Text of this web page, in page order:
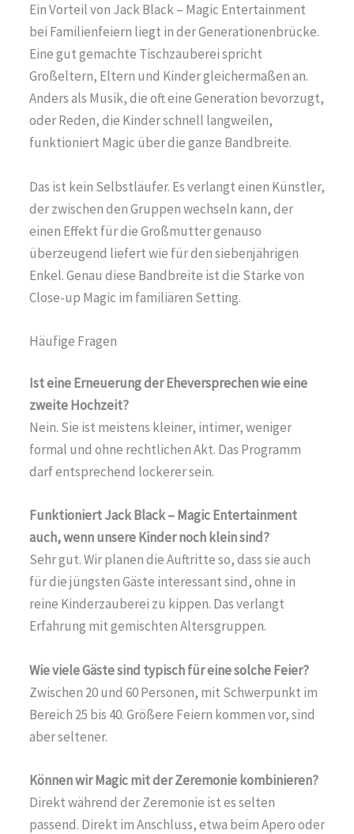
Ein Vorteil von Jack Black – Magic Entertainment
bei Familienfeiern liegt in der Generationenbrücke.
Eine gut gemachte Tischzauberei spricht
Großeltern, Eltern und Kinder gleichermaßen an.
Anders als Musik, die oft eine Generation bevorzugt,
oder Reden, die Kinder schnell langweilen,
funktioniert Magic über die ganze Bandbreite.
Das ist kein Selbstläufer. Es verlangt einen Künstler,
der zwischen den Gruppen wechseln kann, der
einen Effekt für die Großmutter genauso
überzeugend liefert wie für den siebenjährigen
Enkel. Genau diese Bandbreite ist die Stärke von
Close-up Magic im familiären Setting.
Häufige Fragen
Ist eine Erneuerung der Eheversprechen wie eine
zweite Hochzeit?
Nein. Sie ist meistens kleiner, intimer, weniger
formal und ohne rechtlichen Akt. Das Programm
darf entsprechend lockerer sein.
Funktioniert Jack Black – Magic Entertainment
auch, wenn unsere Kinder noch klein sind?
Sehr gut. Wir planen die Auftritte so, dass sie auch
für die jüngsten Gäste interessant sind, ohne in
reine Kinderzauberei zu kippen. Das verlangt
Erfahrung mit gemischten Altersgruppen.
Wie viele Gäste sind typisch für eine solche Feier?
Zwischen 20 und 60 Personen, mit Schwerpunkt im
Bereich 25 bis 40. Größere Feiern kommen vor, sind
aber seltener.
Können wir Magic mit der Zeremonie kombinieren?
Direkt während der Zeremonie ist es selten
passend. Direkt im Anschluss, etwa beim Apero oder